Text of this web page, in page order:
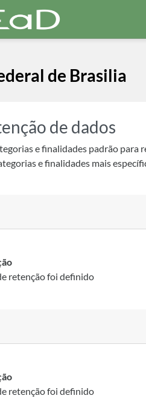
de Brasilia
de dados
e finalidades padrão para
e finalidades mais
retenção foi definido
retenção foi definido